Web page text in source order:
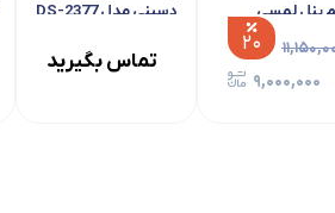
۹,۰۰۰,۰۰۰
۲۰
دسینی مدل DS-2377
تماس بگیرید